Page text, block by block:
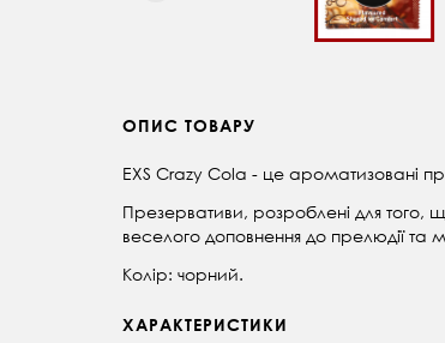
ОПИС ТОВАРУ
EXS Crazy Cola - це ароматизовані
Презервативи, розроблені для того,
веселого доповнення до прелюдії та
Колір: чорний.
ХАРАКТЕРИСТИКИ